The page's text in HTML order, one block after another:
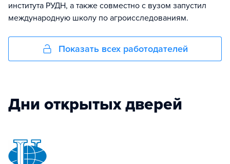
института РУДН, а также совместно с вузом запустил
международную школу по агроисследованиям.
Показать всех работодателей
Дни открытых дверей